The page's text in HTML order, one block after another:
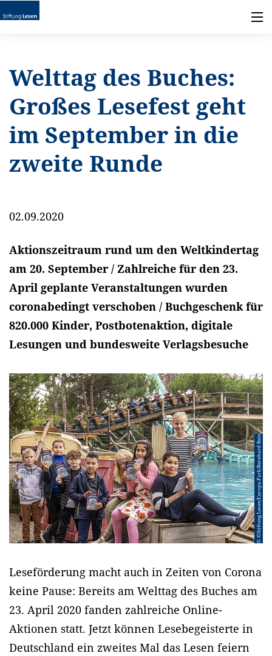
Welttag des Buches:
Großes Lesefest geht
im September in die
zweite Runde
02.09.2020
Aktionszeitraum rund um den Weltkindertag
am 20. September / Zahlreiche für den 23.
April geplante Veranstaltungen wurden
coronabedingt verschoben / Buchgeschenk für
820.000 Kinder, Postbotenaktion, digitale
Lesungen und bundesweite Verlagsbesuche
© ©Stiftung Lesen/Europa-Park/Bernhard Rein
Leseförderung macht auch in Zeiten von Corona
keine Pause: Bereits am Welttag des Buches am
23. April 2020 fanden zahlreiche Online-
Aktionen statt. Jetzt können Lesebegeisterte in
Deutschland ein zweites Mal das Lesen feiern